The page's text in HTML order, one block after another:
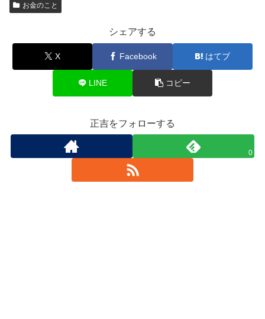
お金のこと
シェアする
X Facebook はてブ
LINE コピー
正吉をフォローする
0